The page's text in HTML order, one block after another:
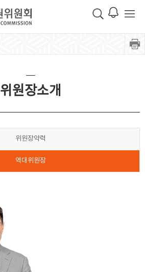
위원장소개
위원장약력
역대위원장